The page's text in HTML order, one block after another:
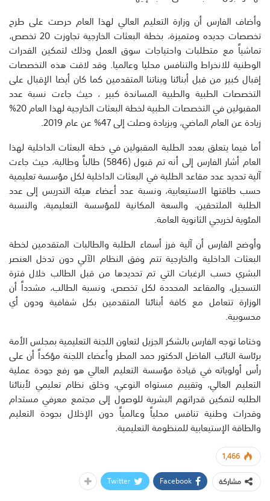
وأضاف الفارس أن وزارة التعليم العالي لهذا العام حرصت على طرح
تخصصات جديده ومتميزة، بخطة البعثات الخارجية تجاوزت 20 تخصص،
تماشياً مع متطلبات واحتياجات سوق العمل وذلك لتمكين القدرات
الوطنية للانخراط والتنافس محليا وعالميا. وقد لاقت هذه التخصصات
إقبال كبير من قبل أبنائنا وبناتنا المتقدمين كما كان أيضا الإقبال على
التخصصات الطبية والطبية المساندة كبير ، حيث جاءت نسبة عدد
المقبولين في التخصصات الطبية لخطة البعثات الخارجية لهذا العام 20%
زيادة عن العام الماضي، وبزيادة وصلت إلى 47% عن عام 2019.
أما فيما يتعلق بعدد الطلبة المقبولين في خطة البعثات الداخلية لهذا
العام أشار الفارس إلى أنه تم قبول (5846) طالباً وطالبة، حيث جاءت
آلية تحديد عدد مقاعد الطلبة في البعثات الداخلية لكل مؤسسة تعليمية
حسب طاقتها الاستيعابية، ونسبة عدد أعضاء هيئة التدريس إلى عدد
الطلبة الملتحقين، والسعة المكانية للمؤسسة التعليمية، والنسبة
المئوية لخريجي الثانوية العامة.
وأوضح الفارس أن آلية فرز أسماء الطلبة والطالبات المتقدمين لخطة
البعثات الداخلية والخارجية تتم وفق النظام الآلي دون تدخل العنصر
البشري حسب الرغبات التي تم تحديدها من قبل الطالب خلال فترة
التسجيل، والمقاعد المحددة لكل تخصص، ونسبة الطالب، مشدداً أن
الوزارة تتعامل مع كافة أبنائنا المتقدمين بكل شفافية ودون أي
محسوبية.
وختاما توجه الفارس بالشكر الجزيل لتعاون اللجنة التعليمية بمجلس الأمة
برئاسة النائب الفاضل الدكتور حمد المطر وأعضاء اللجنة مؤكداً أن على
رأس أولوياته في قيادة مؤسسة التعليم العالي هو رفع جودة عملية
التعليم العالي، وتقييم مستواه النوعي، وخلق نظام تعليمي لأبنائنا
الطلبه لتمكين قدراتهم البشرية للوصول إلى مجتمع معرفي مستدام
وقدرات وطنية تنافس محلياً وعالمياً دون الإخلال بجودة التعليم
والطاقة الإستيعابية للمنظومة التعليمية.
1,466
مشاركة
Facebook
Twitter